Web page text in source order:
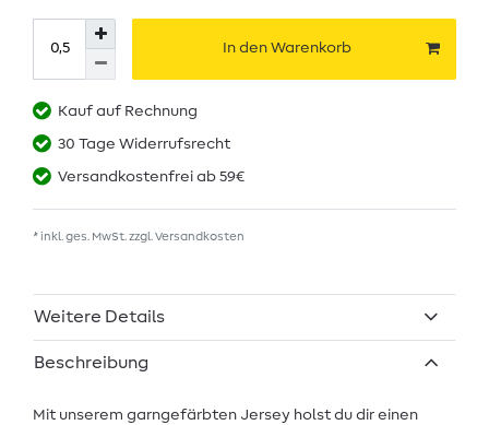
In den Warenkorb
Kauf auf Rechnung
30 Tage Widerrufsrecht
Versandkostenfrei ab 59€
* inkl. ges. MwSt. zzgl. Versandkosten
Weitere Details
Beschreibung
Mit unserem garngefärbten Jersey holst du dir einen